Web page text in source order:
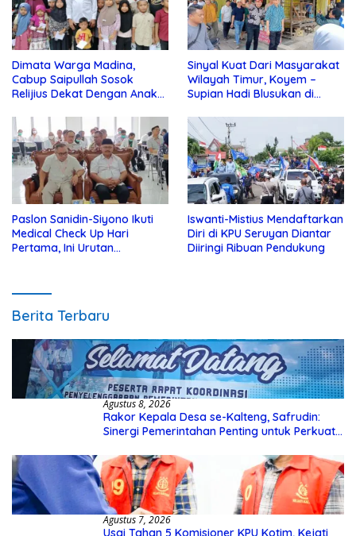
Dimata Warga Madina,
Cabup Saipullah Sosok
Relijius Dekat Dengan Anak
Sinyal Kuat Dari Masyarakat
Wilayah Timur, Koyem –
Supian Hadi Blusukan di
Paslon Sanidin-Siyono Ikuti
Medical Check Up Hari
Pertama, Ini Urutan
Iswanti-Mistius Mendaftarkan
Diri di KPU Seruyan Diantar
Diiringi Ribuan Pendukung
Berita Terbaru
Agustus 8, 2026
Rakor Kepala Desa se-Kalteng, Safrudin:
Sinergi Pemerintahan Penting untuk Perkuat
Agustus 7, 2026
Usai Tahan 5 Komisioner KPU Kotim, Kejati